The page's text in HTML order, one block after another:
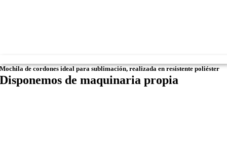
Mochila de cordones ideal para sublimación, realizada en resistente poliéster
Disponemos de maquinaria propia